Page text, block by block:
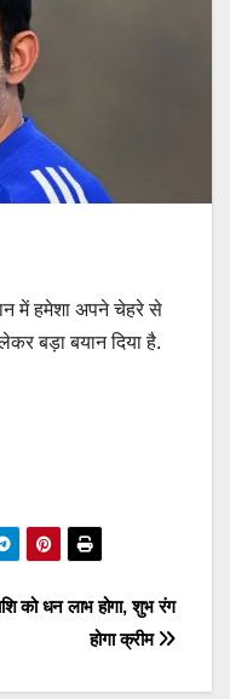
में हमेशा अपने चेहरे से
बड़ा बयान दिया है.
को धन लाभ होगा, शुभ रंग
होगा क्रीम